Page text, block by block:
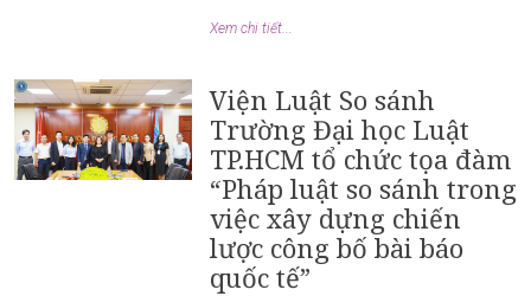
Xem chi tiết...
Viện Luật So sánh
Trường Đại học Luật
TP.HCM tổ chức tọa đàm
“Pháp luật so sánh trong
việc xây dựng chiến
lược công bố bài báo
quốc tế”